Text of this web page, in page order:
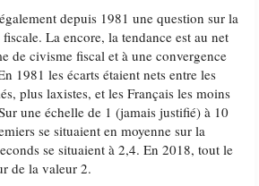
depuis 1981 une question sur la
La encore, la tendance est au net
de civisme fiscal et à une convergence
1981 les écarts étaient nets entre les
plus laxistes, et les Français les moins
une échelle de 1 (jamais justifié) à 10
se situaient en moyenne sur la
se situaient à 2,4. En 2018, tout le
de la valeur 2.